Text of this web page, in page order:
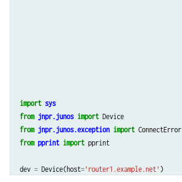
import sys
from jnpr.junos import Device
from jnpr.junos.exception import ConnectError
from pprint import pprint
dev = Device(host='router1.example.net' )